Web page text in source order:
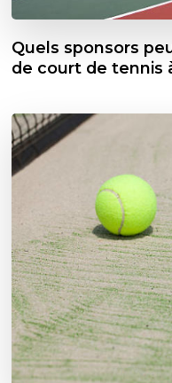
Quels sponsors
de court de tennis